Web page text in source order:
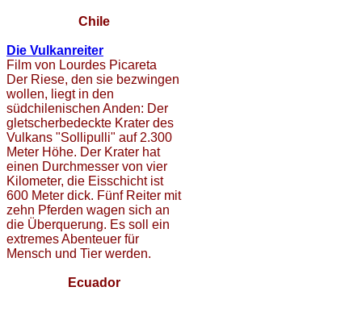
Chile
Die Vulkanreiter
Film von Lourdes Picareta
Der Riese, den sie bezwingen
wollen, liegt in den
südchilenischen Anden: Der
gletscherbedeckte Krater des
Vulkans "Sollipulli" auf 2.300
Meter Höhe. Der Krater hat
einen Durchmesser von vier
Kilometer, die Eisschicht ist
600 Meter dick. Fünf Reiter mit
zehn Pferden wagen sich an
die Überquerung. Es soll ein
extremes Abenteuer für
Mensch und Tier werden.
Ecuador